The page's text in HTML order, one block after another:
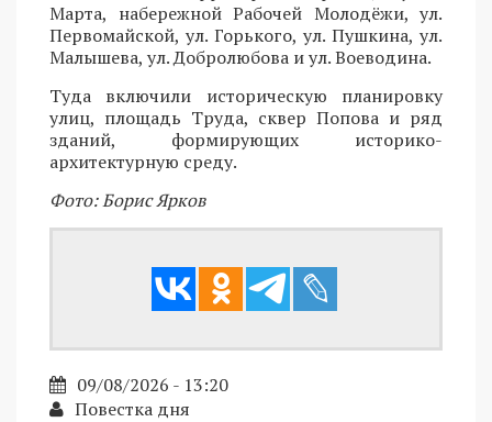
Марта, набережной Рабочей Молодёжи, ул.
Первомайской, ул. Горького, ул. Пушкина, ул.
Малышева, ул. Добролюбова и ул. Воеводина.
Туда включили историческую планировку
улиц, площадь Труда, сквер Попова и ряд
зданий, формирующих историко-
архитектурную среду.
Фото: Борис Ярков
09/08/2026 - 13:20
Повестка дня